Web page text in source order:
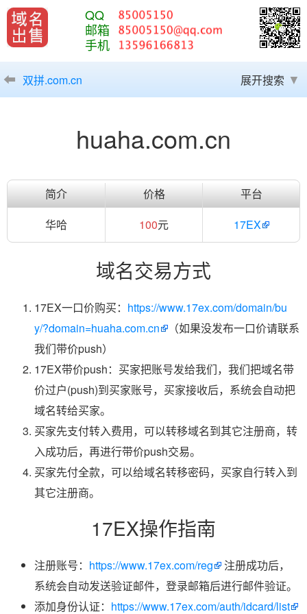
QQ
邮箱
手机
双拼.com.cn 展开搜索
huaha.com.cn
简介 价格
平台
华哈
100元 17EX
域名交易方式
17EX一口价购买： https://www.17ex.com/domain/bu
y/?domain=huaha.com.cn
（如果没发布一口价请联系
我们带价push）
17EX带价push：买家把账号发给我们，我们把域名带
价过户(push)到买家账号，买家接收后，系统会自动把
域名转给买家。
买家先支付转入费用，可以转移域名到其它注册商，转
入成功后，再进行带价push交易。
买家先付全款，可以给域名转移密码，买家自行转入到
其它注册商。
17EX操作指南
注册账号： https://www.17ex.com/reg
注册成功后，
系统会自动发送验证邮件，登录邮箱后进行邮件验证。
添加身份认证： https://www.17ex.com/auth/idcard/list